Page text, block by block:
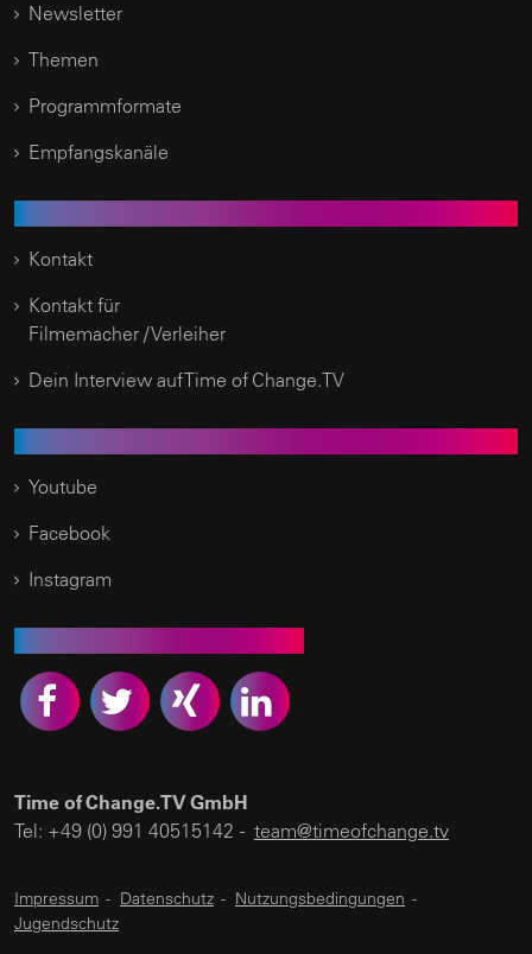
Newsletter
Themen
Programmformate
Empfangskanäle
Kontakt
Kontakt für
Filmemacher / Verleiher
Dein Interview auf Time of Change.TV
Youtube
Facebook
Instagram
Time of Change.TV GmbH
Tel: +49 (0) 991 40515142 - team@timeofchange.tv
Impressum - Datenschutz - Nutzungsbedingungen -
Jugendschutz